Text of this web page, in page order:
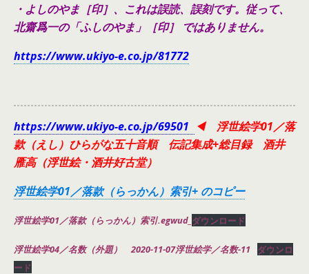
・よしのやま［印］、これは誤読、誤刻です。従って、
北齋爲一の「ふしのやま」［印］ ではありません。
https://www.ukiyo-e.co.jp/81772
https://www.ukiyo-e.co.jp/69501 ◀ 浮世絵学01／落
款（えし）ひらがな五十音順 伝記集成+総目録 酒井
雁高（浮世絵・酒井好古堂）
浮世絵学01／落款（らっかん）索引+ のコピー
浮世絵学01／落款（らっかん）索引.egwud_ ダウンロード
浮世絵学04／名数（外題） 2020-11-07浮世絵学／名数-11
ダウンロ
ード